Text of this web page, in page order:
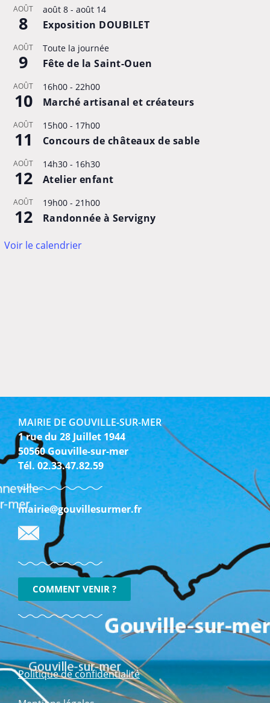
AOÛT
8
août 8- août 14
Exposition DOUBILET
AOÛT
9
Toute la journée
Fête de la Saint-Ouen
AOÛT
10
16h00- 22h00
Marché artisanal et créateurs
AOÛT
11
15h00- 17h00
Concours de châteaux de sable
AOÛT
12
14h30- 16h30
Atelier enfant
AOÛT
12
19h00- 21h00
Randonnée à Servigny
Voir le calendrier
MAIRIE DE GOUVILLE-SUR-MER
1 rue du 28 Juillet 1944
50560 Gouville-sur-mer
Tél. 02.33.47.82.59
mairie@gouvillesurmer.fr
COMMENT VENIR ?
Politique de confidentialité